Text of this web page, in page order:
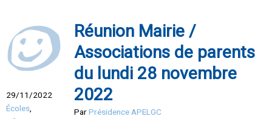
29/11/2022
Écoles
Réunion Mairie /
Associations de parents
du lundi 28 novembre
2022
ParPrésidence APELGC